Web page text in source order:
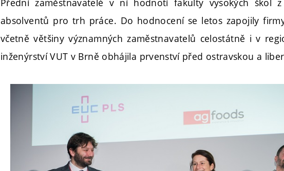
absolventů pro trh práce. Do hodnocení se letos zapojily
včetně většiny významných zaměstnavatelů celostátně i v
inženýrství VUT v Brně obhájila prvenství před ostravskou a